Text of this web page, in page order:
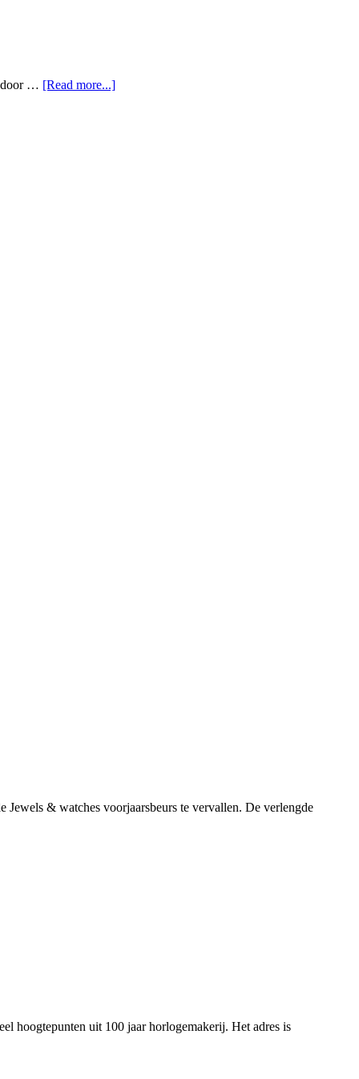
door … [Read more...]
& watches voorjaarsbeurs te vervallen. De verlengde
hoogtepunten uit 100 jaar horlogemakerij. Het adres is